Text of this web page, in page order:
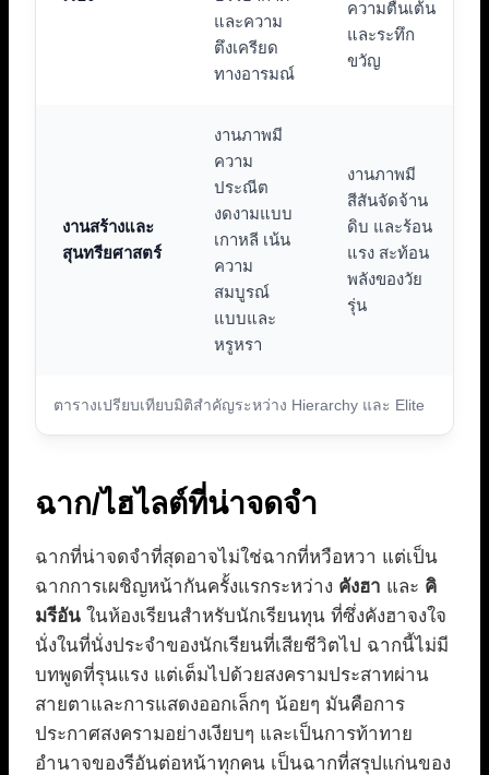
ตารางเปรียบเทียบมิติสำคัญระหว่าง Hierarchy และ Elite
และความ
ตึงเครียด
ทางอารมณ์
ความตื่นเต้น
และระทึก
ขวัญ
งานสร้างและ
สุนทรียศาสตร์
งานภาพมี
ความ
ประณีต
งดงามแบบ
เกาหลี เน้น
ความ
สมบูรณ์
แบบและ
หรูหรา
งานภาพมี
สีสันจัดจ้าน
ดิบ และร้อน
แรง สะท้อน
พลังของวัย
รุ่น
ฉาก/ไฮไลต์ที่น่าจดจำ
ฉากที่น่าจดจำที่สุดอาจไม่ใช่ฉากที่หวือหวา แต่เป็น
ฉากการเผชิญหน้ากันครั้งแรกระหว่าง คังฮา และ คิ
มรีอัน ในห้องเรียนสำหรับนักเรียนทุน ที่ซึ่งคังฮาจงใจ
นั่งในที่นั่งประจำของนักเรียนที่เสียชีวิตไป ฉากนี้ไม่มี
บทพูดที่รุนแรง แต่เต็มไปด้วยสงครามประสาทผ่าน
สายตาและการแสดงออกเล็กๆ น้อยๆ มันคือการ
ประกาศสงครามอย่างเงียบๆ และเป็นการท้าทาย
อำนาจของรีอันต่อหน้าทุกคน เป็นฉากที่สรุปแก่นของ